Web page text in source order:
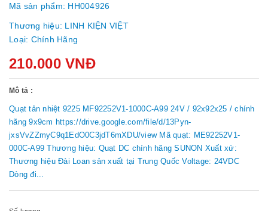
Mã sản phẩm: HH004926
Thương hiệu: LINH KIỆN VIỆT
Loại: Chính Hãng
210.000 VNĐ
Mô tả :
Quạt tản nhiệt 9225 MF92252V1-1000C-A99 24V / 92x92x25 / chính
hãng 9x9cm https://drive.google.com/file/d/13Pyn-
jxsVvZZmyC9q1EdO0C3jdT6mXDU/view Mã quạt: ME92252V1-
000C-A99 Thương hiệu: Quạt DC chính hãng SUNON Xuất xứ:
Thương hiệu Đài Loan sản xuất tại Trung Quốc Voltage: 24VDC
Dòng đi...